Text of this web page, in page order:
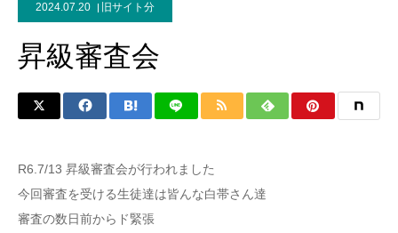
2024.07.20 旧サイト分
昇級審査会
R6.7/13 昇級審査会が行われました
今回審査を受ける生徒達は皆んな白帯さん達
審査の数日前からド緊張